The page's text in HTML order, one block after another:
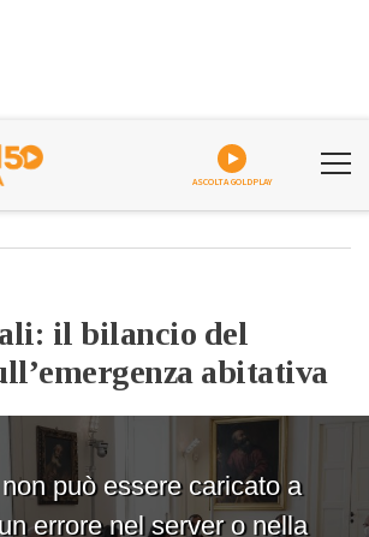
ASCOLTA GOLDPLAY
il bilancio del
abitativa